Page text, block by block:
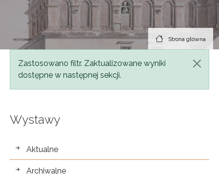
Strona główna
Komunikat
Zastosowano filtr. Zaktualizowane wyniki
dostępne w następnej sekcji.
Wystawy
wystawy
Aktualne
Archiwalne